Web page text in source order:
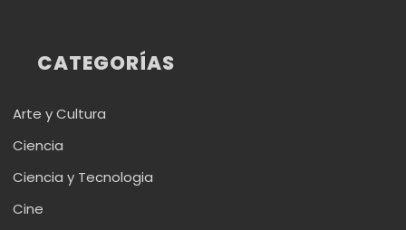
CATEGORÍAS
Arte y Cultura
Ciencia
Ciencia y Tecnologia
Cine